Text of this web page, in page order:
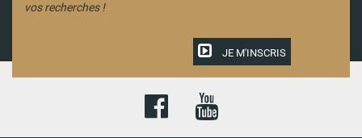
vos recherches !
JE M'INSCRIS